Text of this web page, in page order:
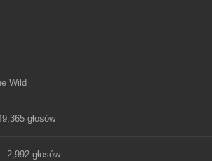
Wild
głosów
2,992 głosów